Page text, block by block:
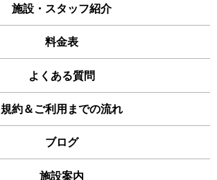
施設・スタッフ紹介
料金表
よくある質問
規約＆ご利用までの流れ
ブログ
施設案内